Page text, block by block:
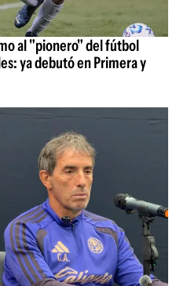
al "pionero" del fútbol
ya debutó en Primera y